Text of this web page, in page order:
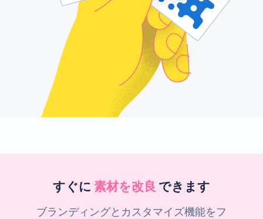
すぐに 素材を改良 できます
ブランディングとカスタマイズ機能をフ